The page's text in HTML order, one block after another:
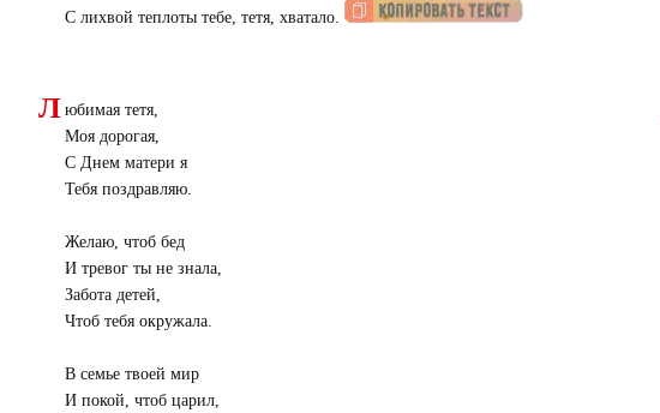
С лихвой теплоты тебе, тетя, хватало.
Л юбимая тетя,
Моя дорогая,
С Днем матери я
Тебя поздравляю.
Желаю, чтоб бед
И тревог ты не знала,
Забота детей,
Чтоб тебя окружала.
В семье твоей мир
И покой, чтоб царил,